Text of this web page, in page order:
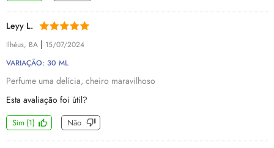
Leyy L.
Ilhéus, BA | 15/07/2024
VARIAÇÃO: 30 ML
Perfume uma delícia, cheiro maravilhoso
Esta avaliação foi útil?
Sim (1) Não